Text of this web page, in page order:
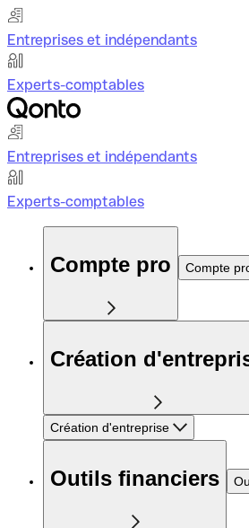
Entreprises et indépendants
Experts-comptables
Entreprises et indépendants
Experts-comptables
Compte pro Compte
Création
Création d'entreprise
Outils financiers